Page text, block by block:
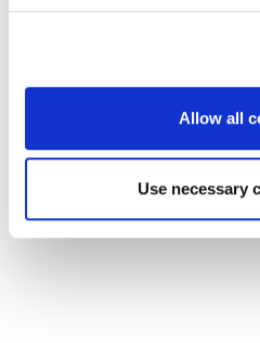
Allow all
Use necessary
612001 1 cuffia